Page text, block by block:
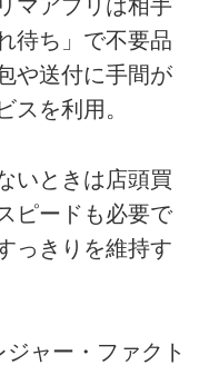
マアプリは相手
待ち」で不要品
や送付に手間が
スを利用。
いときは店頭買
ピードも必要で
っきりを維持す
ャー・ファクト